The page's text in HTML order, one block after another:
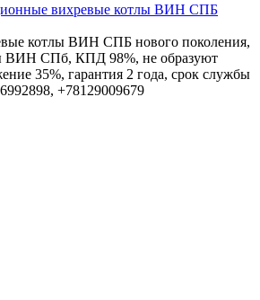
вихревые котлы ВИН СПБ
котлы ВИН СПБ нового поколения,
ВИН СПб, КПД 98%, не образуют
35%, гарантия 2 года, срок службы
+78129009679